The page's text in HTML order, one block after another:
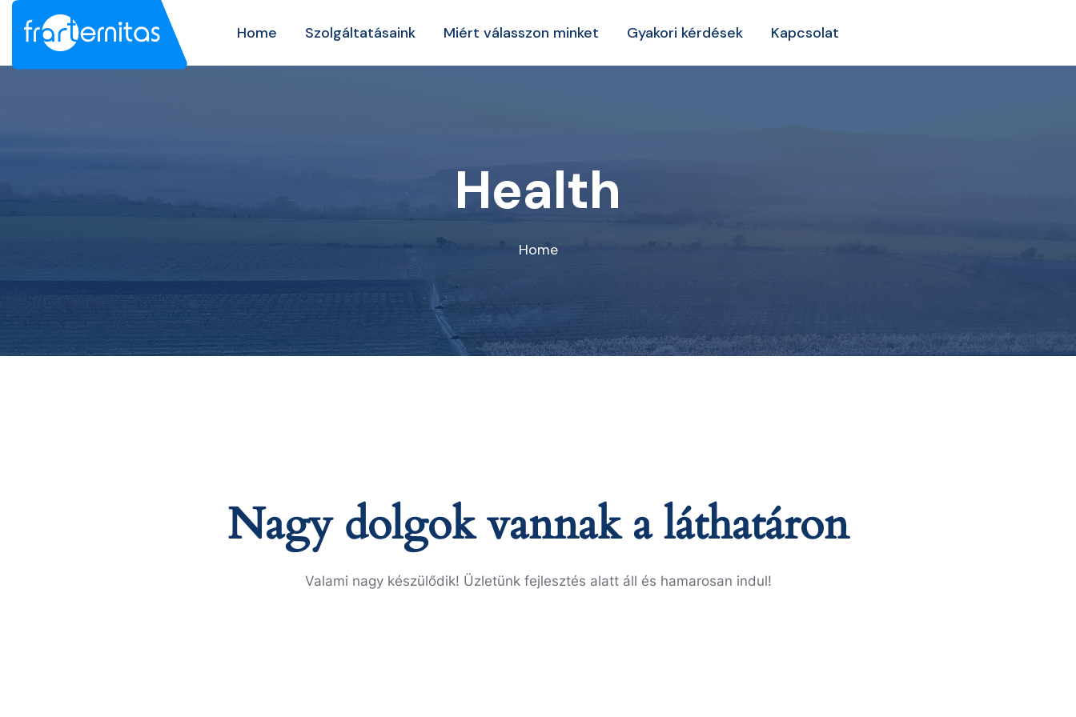
Home Szolgáltatásaink Miért válasszon minket Gyakori kérdések Kapcsolat
Health
Home
Nagy dolgok vannak a láthatáron
Valami nagy készülődik! Üzletünk fejlesztés alatt áll és hamarosan indul!